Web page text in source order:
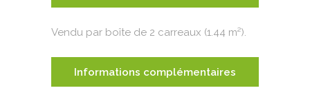
Vendu par boîte de 2 carreaux (1.44 m²).
Informations complémentaires